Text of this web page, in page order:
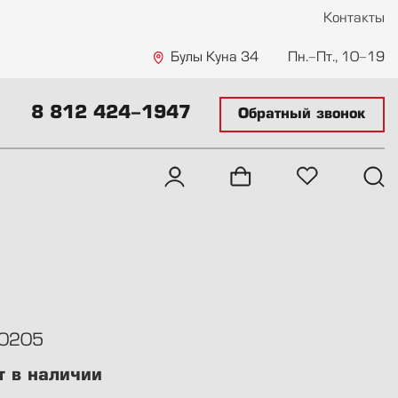
Контакты
Булы Куна 34 Пн.-Пт., 10-19
8 812 424-1947 Обратный звонок
в наличии